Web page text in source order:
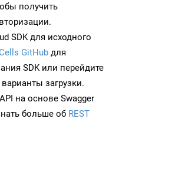
получить
SDK для исходного
GitHub для
SDK или перейдите
загрузки.
на основе Swagger
больше об REST